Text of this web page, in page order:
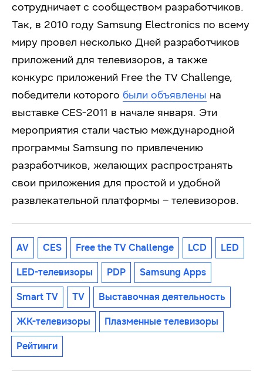
сотрудничает с сообществом разработчиков.
Так, в 2010 году Samsung Electronics по всему
миру провел несколько Дней разработчиков
приложений для телевизоров, а также
конкурс приложений Free the TV Challenge,
победители которого были объявлены на
выставке CES-2011 в начале января. Эти
мероприятия стали частью международной
программы Samsung по привлечению
разработчиков, желающих распространять
свои приложения для простой и удобной
развлекательной платформы – телевизоров.
AV CES Free the TV Challenge LCD LED
LED-телевизоры PDP Samsung Apps
Smart TV TV Выставочная деятельность
ЖК-телевизоры Плазменные телевизоры
Рейтинги